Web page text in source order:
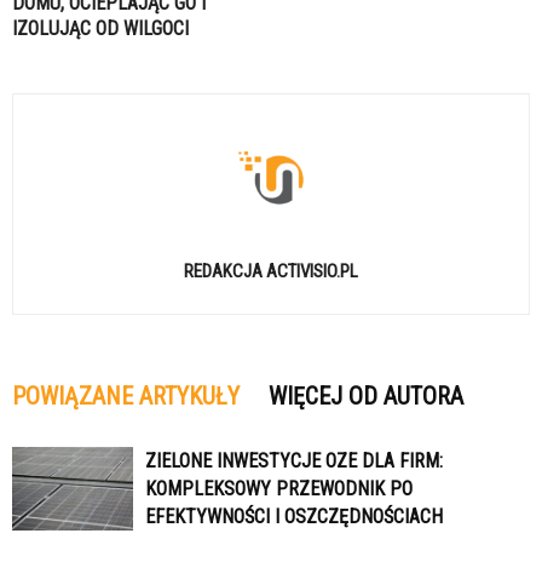
IZOLUJĄC OD WILGOCI
REDAKCJA ACTIVISIO.PL
POWIĄZANE ARTYKUŁY WIĘCEJ OD AUTORA
ZIELONE INWESTYCJE OZE DLA FIRM:
KOMPLEKSOWY PRZEWODNIK PO
EFEKTYWNOŚCI I OSZCZĘDNOŚCIACH